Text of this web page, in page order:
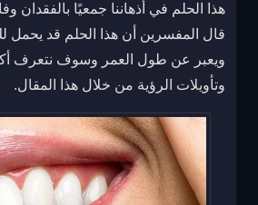
هذا الحلم في أذهاننا جمعيًا بالفقدان
قال المفسرين أن هذا الحلم قد يحمل
ويعبر عن طول العمر وسوف نتعرف
وتأويلات الرؤية من خلال هذا المقال.